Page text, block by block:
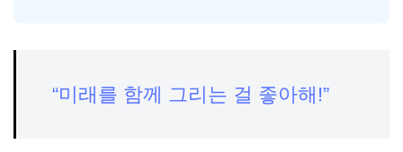
“미래를 함께 그리는 걸 좋아해!”